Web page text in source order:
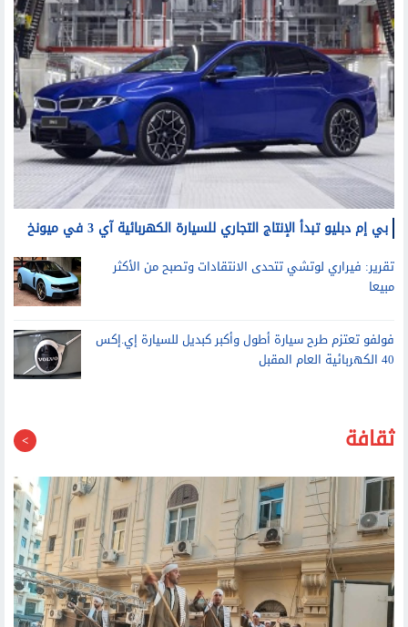
بي إم دبليو تبدأ الإنتاج التجاري للسيارة الكهربائية آي 3 في ميونخ
مبيعا
40 الكهربائية العام المقبل
ثقافة